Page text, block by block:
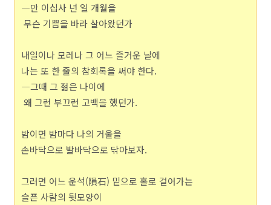
―만 이십사 년 일 개월을
무슨 기쁨을 바라 살아왔던가
내일이나 모레나 그 어느 즐거운 날에
나는 또 한 줄의 참회록을 써야 한다.
―그때 그 젊은 나이에
왜 그런 부끄런 고백을 했던가.
밤이면 밤마다 나의 거울을
손바닥으로 발바닥으로 닦아보자.
그러면 어느 운석(隕石) 밑으로 홀로 걸어가는
슬픈 사람의 뒷모양이